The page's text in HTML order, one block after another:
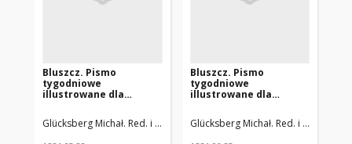
Bluszcz. Pismo
tygodniowe
illustrowane dla
R.20 nr22
Glücksberg Michał. Red. i Wyd.
Bluszcz. Pismo
tygodniowe
illustrowane dla
R.20 nr26
Glücksberg Michał. Red. i Wyd.